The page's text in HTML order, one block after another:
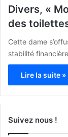
Divers, «
des
Cette dame
stabilité
Lire la suite »
Suivez nous !